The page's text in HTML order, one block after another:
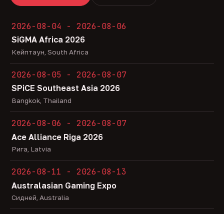
2026-08-04 - 2026-08-06
SiGMA Africa 2026
Кейптаун, South Africa
2026-08-05 - 2026-08-07
SPiCE Southeast Asia 2026
Bangkok, Thailand
2026-08-06 - 2026-08-07
Ace Alliance Riga 2026
Рига, Latvia
2026-08-11 - 2026-08-13
Australasian Gaming Expo
Сидней, Australia